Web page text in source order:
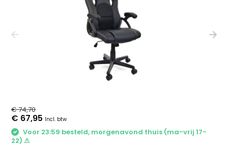
€ 74,70
€ 67,95 Incl. btw
Voor 23:59 besteld, morgenavond thuis (ma-vrij 17-
22) ⚠